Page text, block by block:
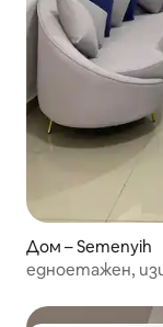
Дом – Semenyih
едноетажен,